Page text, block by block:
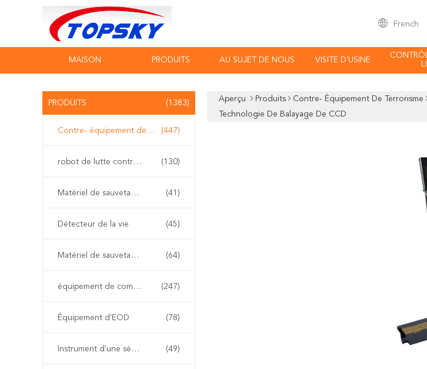
French
MAISON PRODUITS AU SUJET DE NOUS VISITE D'USINE
PRODUITS (1383)
Contre- équipement de terrorisme (447)
robot de lutte contre l'incendie (130)
Matériel de sauvetage de l'eau (41)
Détecteur de la vie (45)
Matériel de sauvetage de tremblement de terre (64)
équipement de combat d'incendie (247)
Équipement d'EOD (78)
Instrument d'une sécurité inhérente (49)
Aperçu Produits Contre- Équipement De Terrorisme
Technologie De Balayage De CCD